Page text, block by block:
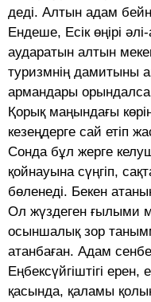
деді. Алтын адам
Ендеше, Есік өңірі
аударатын алтын
туризмнің дамитыны
армандары
Қорық маңындағы
кезеңдерге сай етіп
Сонда бұл жерге
қойнауына сүңгіп,
бөленеді. Бекен
Ол жүздеген ғылыми
осыншалық зор
атанбаған. Адам
Еңбексүйгіштігі
қасында, қаламы